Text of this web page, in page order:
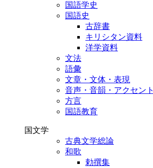
国語学史
国語史
古辞書
キリシタン資料
洋学資料
文法
語彙
文章・文体・表現
音声・音韻・アクセント
方言
国語教育
国文学
古典文学総論
和歌
勅撰集